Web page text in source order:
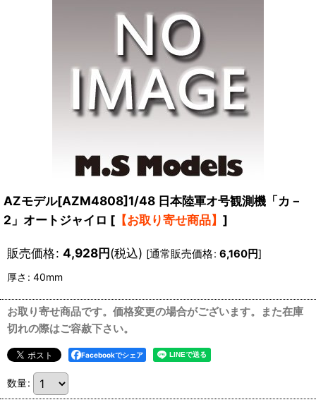
AZモデル[AZM4808]1/48 日本陸軍オ号観測機「カ－
2」オートジャイロ [ 【お取り寄せ商品】 ]
販売価格: 4,928円(税込) [通常販売価格: 6,160円]
厚さ : 40mm
お取り寄せ商品です。価格変更の場合がございます。また在庫
切れの際はご容赦下さい。
Facebookでシェア
数量: